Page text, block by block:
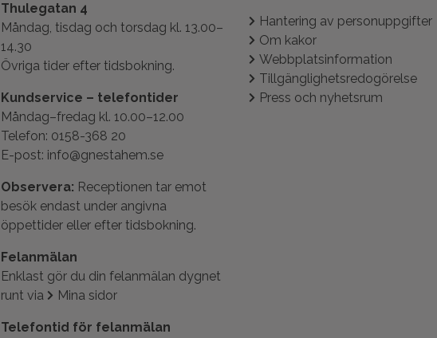
Thulegatan 4
Måndag, tisdag och torsdag kl. 13.00–
14.30
Övriga tider efter tidsbokning.
Kundservice – telefontider
Måndag–fredag kl. 10.00–12.00
Telefon: 0158-368 20
E-post: info@gnestahem.se
Observera: Receptionen tar emot
besök endast under angivna
öppettider eller efter tidsbokning.
Felanmälan
Enklast gör du din felanmälan dygnet
runt via
Mina sidor
Telefontid för felanmälan
Hantering av personuppgifter
Om kakor
Webbplatsinformation
Tillgänglighetsredogörelse
Press och nyhetsrum